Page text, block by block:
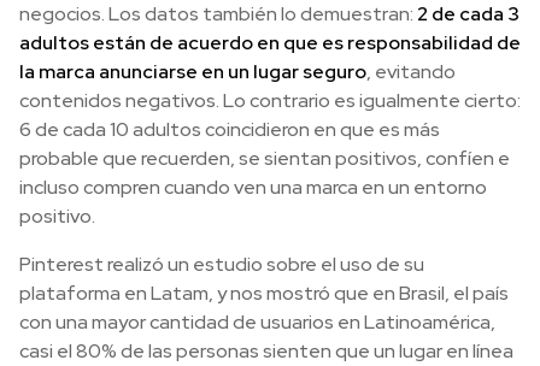
negocios. Los datos también lo demuestran: 2 de cada 3
adultos están de acuerdo en que es responsabilidad de
la marca anunciarse en un lugar seguro, evitando
contenidos negativos. Lo contrario es igualmente cierto:
6 de cada 10 adultos coincidieron en que es más
probable que recuerden, se sientan positivos, confíen e
incluso compren cuando ven una marca en un entorno
positivo.
Pinterest realizó un estudio sobre el uso de su
plataforma en Latam, y nos mostró que en Brasil, el país
con una mayor cantidad de usuarios en Latinoamérica,
casi el 80% de las personas sienten que un lugar en línea